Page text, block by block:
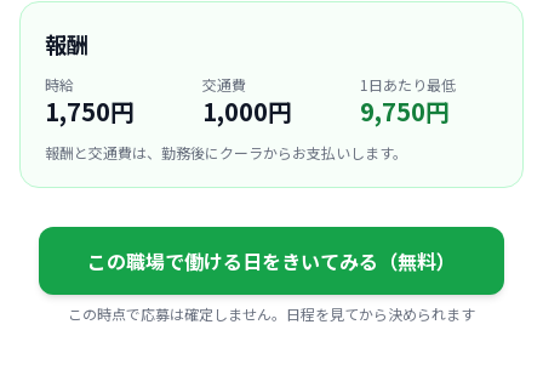
報酬
時給
1,750円
交通費
1,000円
1日あたり最低
9,750円
報酬と交通費は、勤務後にクーラからお支払いします。
この職場で働ける日をきいてみる（無料）
この時点で応募は確定しません。日程を見てから決められます